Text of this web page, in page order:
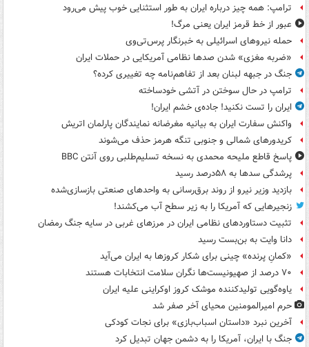
ترامپ: همه چیز درباره ایران به طور استثنایی خوب پیش می‌رود
عبور از خط قرمز ایران یعنی مرگ!
حمله نیروهای اسرائیلی به خبرنگار پرس‌تی‌وی
«ضربه مغزی» شدن صدها نظامی آمریکایی در حملات ایران
جنگ در جبهه لبنان بعد از تفاهم‌نامه چه تغییری کرده؟
ترامپ در حال سوختن در آتشی خودساخته
ایران را تست نکنید! جاده‌ی خشم ایران!
واکنش سفارت ایران به بیانیه مغرضانه نمایندگان پارلمان اتریش
کریدورهای شمالی و جنوبی تنگه هرمز حذف می‌شوند
پاسخ قاطع ملیحه محمدی به نسخه تسلیم‌طلبی روی آنتن BBC
پرشدگی سدها به ۵۸درصد رسید
بازدید وزیر نیرو از روند برق‌رسانی به واحدهای صنعتی بازسازی‌شده
زنجیرهایی که آمریکا را به زیر سطح آب می‌کشند!
تثبیت دستاوردهای نظامی ایران در مرزهای غربی در سایه جنگ رمضان
دانا وایت به بن‌بست رسید
«کمانِ پرنده» چینی برای شکار کروزها به ایران می‌آید
۷۰ درصد از صهیونیست‌ها نگران سلامت انتخابات هستند
یاوه‌گویی تولیدکننده موشک کروز اوکراینی علیه ایران
حرم امیرالمومنین محیای آخر صفر شد
آخرین نبرد «داستان اسباب‌بازی» برای نجات کودکی
جنگ با ایران، آمریکا را به دشمن جهان تبدیل کرد